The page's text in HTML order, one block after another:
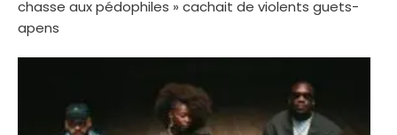
chasse aux pédophiles » cachait de violents guets-
apens